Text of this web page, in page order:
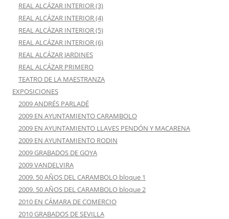
REAL ALCÁZAR INTERIOR (3)
REAL ALCÁZAR INTERIOR (4)
REAL ALCÁZAR INTERIOR (5)
REAL ALCÁZAR INTERIOR (6)
REAL ALCÁZAR JARDINES
REAL ALCÁZAR PRIMERO
TEATRO DE LA MAESTRANZA
EXPOSICIONES
2009 ANDRÉS PARLADÉ
2009 EN AYUNTAMIENTO CARAMBOLO
2009 EN AYUNTAMIENTO LLAVES PENDÓN Y MACARENA
2009 EN AYUNTAMIENTO RODIN
2009 GRABADOS DE GOYA
2009 VANDELVIRA
2009. 50 AÑOS DEL CARAMBOLO bloque 1
2009. 50 AÑOS DEL CARAMBOLO bloque 2
2010 EN CÁMARA DE COMERCIO
2010 GRABADOS DE SEVILLA